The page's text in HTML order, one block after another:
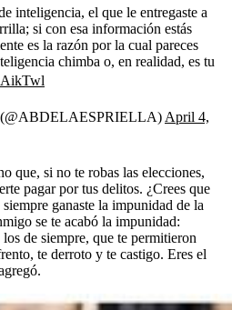
inteligencia, el que le entregaste a
si con esa información estás
es la razón por la cual pareces
chimba o, en realidad, es tu
April 4,
que, si no te robas las elecciones,
pagar por tus delitos. ¿Crees que
ganaste la impunidad de la
se te acabó la impunidad:
de siempre, que te permitieron
te derroto y te castigo. Eres el